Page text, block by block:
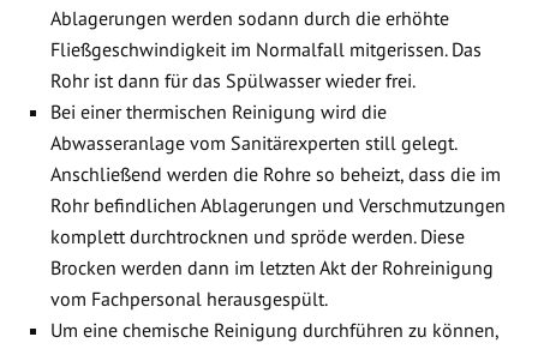
Ablagerungen werden sodann durch die erhöhte
Fließgeschwindigkeit im Normalfall mitgerissen. Das
Rohr ist dann für das Spülwasser wieder frei.
Bei einer thermischen Reinigung wird die
Abwasseranlage vom Sanitärexperten still gelegt.
Anschließend werden die Rohre so beheizt, dass die im
Rohr befindlichen Ablagerungen und Verschmutzungen
komplett durchtrocknen und spröde werden. Diese
Brocken werden dann im letzten Akt der Rohreinigung
vom Fachpersonal herausgespült.
Um eine chemische Reinigung durchführen zu können,